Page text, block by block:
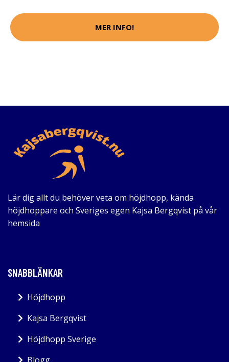
MER INFO!
Lär dig allt du behöver veta om höjdhopp, kända
höjdhoppare och Sveriges egen Kajsa Bergqvist på vår
hemsida
SNABBLÄNKAR
Höjdhopp
Kajsa Bergqvist
Höjdhopp Sverige
Blogg